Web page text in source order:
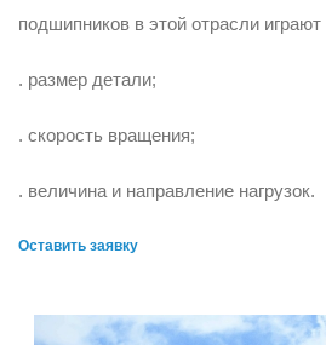
подшипников в этой отрасли
. размер детали;
. скорость вращения;
. величина и направление нагрузок.
Оставить заявку